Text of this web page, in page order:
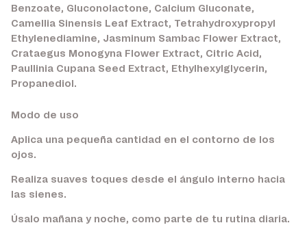
Benzoate, Gluconolactone, Calcium Gluconate,
Camellia Sinensis Leaf Extract, Tetrahydroxypropyl
Ethylenediamine, Jasminum Sambac Flower Extract,
Crataegus Monogyna Flower Extract, Citric Acid,
Paullinia Cupana Seed Extract, Ethylhexylglycerin,
Propanediol.
Modo de uso
Aplica una pequeña cantidad en el contorno de los
ojos.
Realiza suaves toques desde el ángulo interno hacia
las sienes.
Úsalo mañana y noche, como parte de tu rutina diaria.